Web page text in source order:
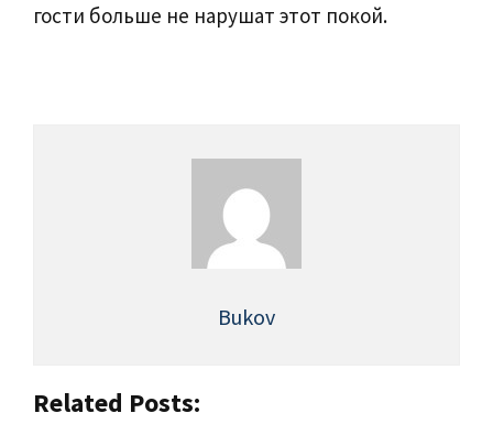
гости больше не нарушат этот покой.
Bukov
Related Posts: